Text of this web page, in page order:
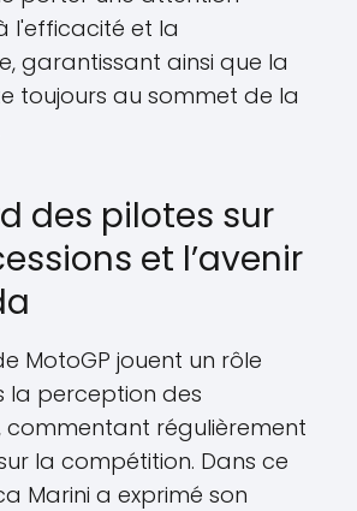
l'efficacité et la
garantissant ainsi que la
toujours au sommet de la
des pilotes sur
et l’avenir
MotoGP jouent un rôle
la perception des
commentant régulièrement
la compétition. Dans ce
Marini a exprimé son